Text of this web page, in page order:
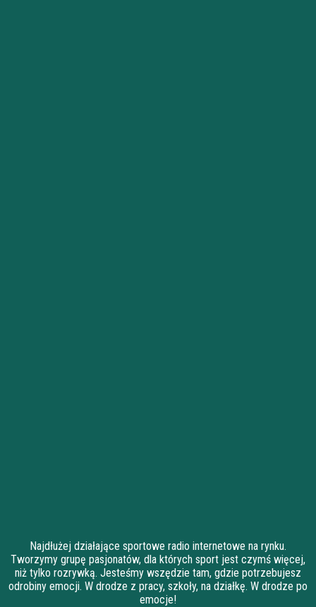
Najdłużej działające sportowe radio internetowe na rynku.
Tworzymy grupę pasjonatów, dla których sport jest czymś więcej,
niż tylko rozrywką. Jesteśmy wszędzie tam, gdzie potrzebujesz
odrobiny emocji. W drodze z pracy, szkoły, na działkę. W drodze po
emocje!